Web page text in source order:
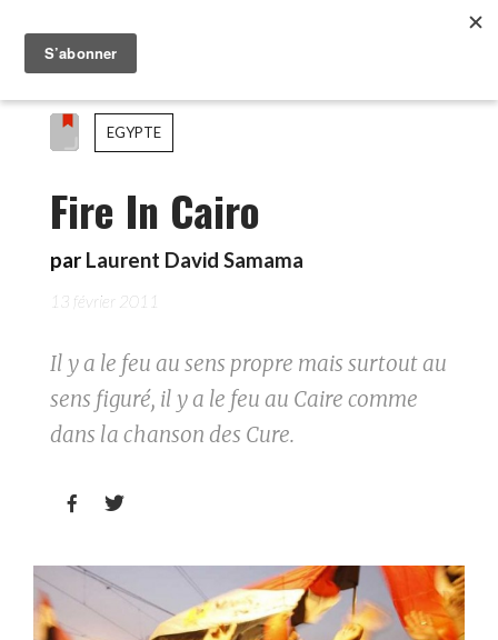
EGYPTE
Fire In Cairo
par Laurent David Samama
13 février 2011
Il y a le feu au sens propre mais surtout au
sens figuré, il y a le feu au Caire comme
dans la chanson des Cure.
 